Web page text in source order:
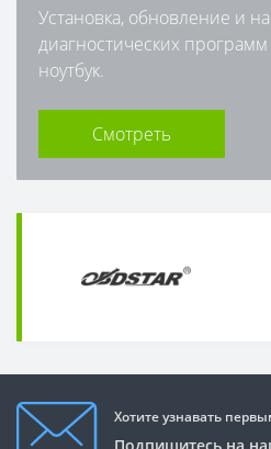
Установка, обновление и
диагностических
ноутбук.
Смотреть
Хотите узнавать